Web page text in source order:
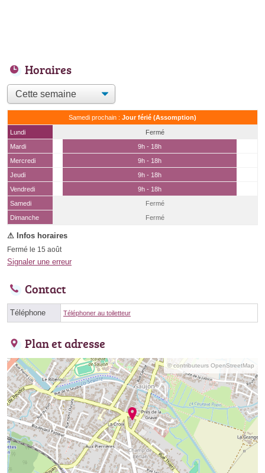
Horaires
Samedi prochain : Jour férié (Assomption)
Lundi
Fermé
Mardi
9h - 18h
Mercredi
9h - 18h
Jeudi
9h - 18h
Vendredi
9h - 18h
Samedi
(15 août)
Fermé
Dimanche
Fermé
Fermé le 15 août
Signaler une erreur
Contact
Téléphone Téléphoner au toiletteur
Plan et adresse
© contributeurs OpenStreetMap